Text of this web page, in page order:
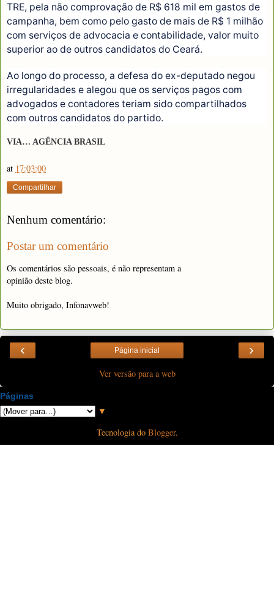
TRE, pela não comprovação de R$ 618 mil em gastos de
campanha, bem como pelo gasto de mais de R$ 1 milhão
com serviços de advocacia e contabilidade, valor muito
superior ao de outros candidatos do Ceará.
Ao longo do processo, a defesa do ex-deputado negou
irregularidades e alegou que os serviços pagos com
advogados e contadores teriam sido compartilhados
com outros candidatos do partido.
VIA… AGÊNCIA BRASIL
at 17:03:00
Compartilhar
Nenhum comentário:
Postar um comentário
Os comentários são pessoais, é não representam a
opinião deste blog.
Muito obrigado, Infonavweb!
‹ ›
Página inicial
Ver versão para a web
Páginas
▼
Tecnologia do Blogger.